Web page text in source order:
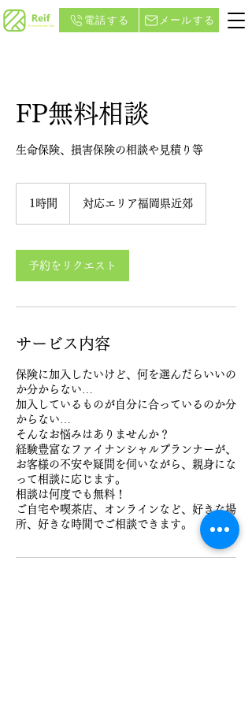
電話する メールする
FP無料相談
生命保険、損害保険の相談や見積り等
1時間 対応エリア福岡県近郊
予約をリクエスト
サービス内容
保険に加入したいけど、何を選んだらいいの
か分からない…
加入しているものが自分に合っているのか分
からない…
そんなお悩みはありませんか？
経験豊富なファイナンシャルプランナーが、
お客様の不安や疑問を伺いながら、親身にな
って相談に応じます。
相談は何度でも無料！
ご自宅や喫茶店、オンラインなど、好きな場